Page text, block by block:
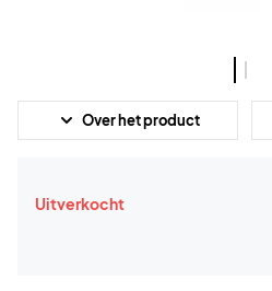
Over het product
Uitverkocht